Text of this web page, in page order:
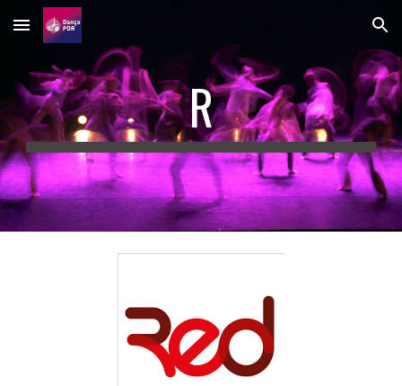
Skip to main content Skip to navigation
R